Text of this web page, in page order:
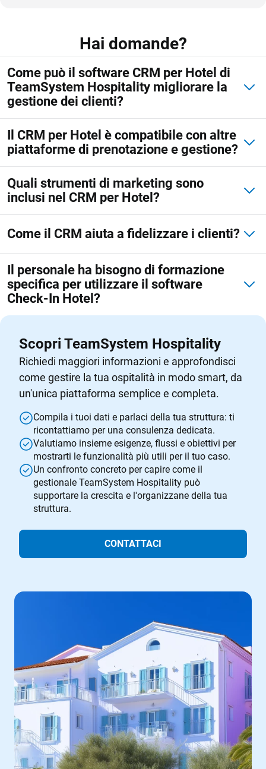
Hai domande?
Come può il software CRM per Hotel di
TeamSystem Hospitality migliorare la
gestione dei clienti?
Il CRM per Hotel è compatibile con altre
piattaforme di prenotazione e gestione?
Quali strumenti di marketing sono
inclusi nel CRM per Hotel?
Come il CRM aiuta a fidelizzare i clienti?
Il personale ha bisogno di formazione
specifica per utilizzare il software
Check-In Hotel?
Scopri TeamSystem Hospitality
Richiedi maggiori informazioni e approfondisci
come gestire la tua ospitalità in modo smart, da
un'unica piattaforma semplice e completa.
Compila i tuoi dati e parlaci della tua struttura: ti
ricontattiamo per una consulenza dedicata.
Valutiamo insieme esigenze, flussi e obiettivi per
mostrarti le funzionalità più utili per il tuo caso.
Un confronto concreto per capire come il
gestionale TeamSystem Hospitality può
supportare la crescita e l'organizzane della tua
struttura.
CONTATTACI